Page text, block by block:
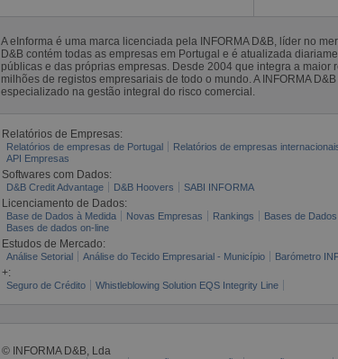
A eInforma é uma marca licenciada pela INFORMA D&B, líder no
D&B contém todas as empresas em Portugal e é atualizada
públicas e das próprias empresas. Desde 2004 que integra a
milhões de registos empresariais de todo o mundo. A INFORMA
especializado na gestão integral do risco comercial.
Relatórios de Empresas:
Relatórios de empresas de Portugal Relatórios de empresas
API Empresas
Softwares com Dados:
D&B Credit Advantage D&B Hoovers SABI INFORMA
Licenciamento de Dados:
Base de Dados à Medida Novas Empresas Rankings Bases de
Bases de dados on-line
Estudos de Mercado:
Análise Setorial Análise do Tecido Empresarial - Município Barómetro
+:
Seguro de Crédito Whistleblowing Solution EQS Integrity Line
© INFORMA D&B, Lda